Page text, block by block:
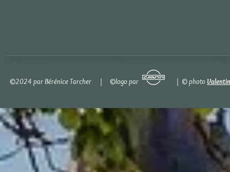
©2024 par Bérénice Tarcher | ©logo par | © photo